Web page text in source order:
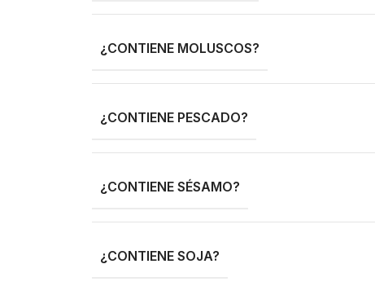
¿CONTIENE MOLUSCOS?
¿CONTIENE PESCADO?
¿CONTIENE SÉSAMO?
¿CONTIENE SOJA?